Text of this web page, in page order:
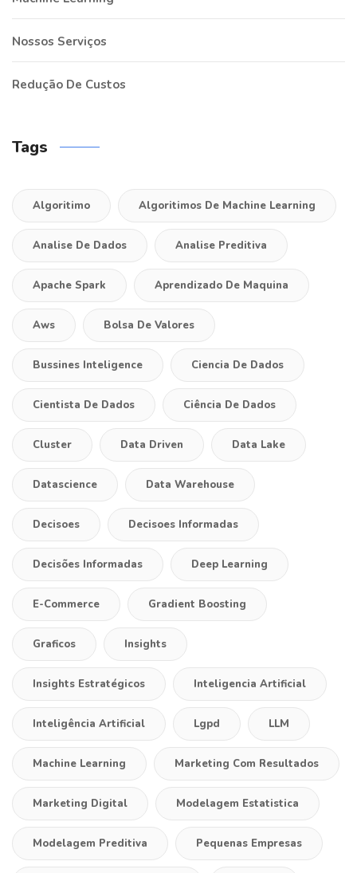
Nossos Serviços
Redução De Custos
Tags
Algoritimo Algoritimos De Machine Learning
Analise De Dados Analise Preditiva
Apache Spark Aprendizado De Maquina
Aws Bolsa De Valores
Bussines Inteligence Ciencia De Dados
Cientista De Dados Ciência De Dados
Cluster Data Driven Data Lake
Datascience Data Warehouse
Decisoes Decisoes Informadas
Decisões Informadas Deep Learning
E-Commerce Gradient Boosting
Graficos Insights
Insights Estratégicos Inteligencia Artificial
Inteligência Artificial Lgpd LLM
Machine Learning Marketing Com Resultados
Marketing Digital Modelagem Estatistica
Modelagem Preditiva Pequenas Empresas